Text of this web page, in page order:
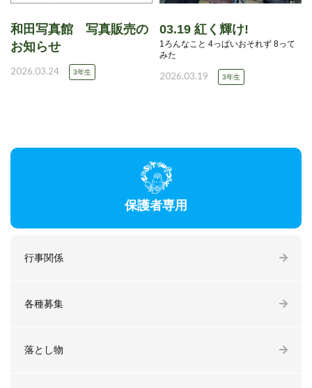
和田写真館 写真販売の
お知らせ
2026.03.24 3年生
03.19 紅く輝け!
1ろんなこと 4っぱいおそれず 8って
みた
2026.03.19 3年生
保護者専用
行事関係
各種募集
落とし物